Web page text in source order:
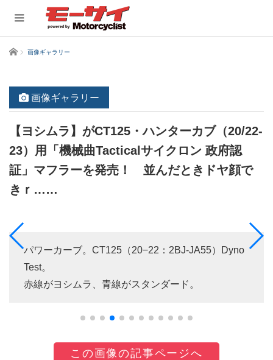
ホーム 画像ギャラリー
画像ギャラリー
【ヨシムラ】がCT125・ハンターカブ（20/22-
23）用「機械曲Tacticalサイクロン 政府認
証」マフラーを発売！ 並んだときドヤ顔で
きｒ……
パワーカーブ。CT125（20−22：2BJ-JA55）Dyno
Test。
赤線がヨシムラ、青線がスタンダード。
この画像の記事ページへ